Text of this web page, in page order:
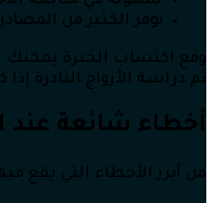
توفر الكثير من
ومع اكتساب الخبرة يمكنك
ثم دراسة الأزواج النادرة
أخطاء شائعة عند
من أبرز الأخطاء التي يقع